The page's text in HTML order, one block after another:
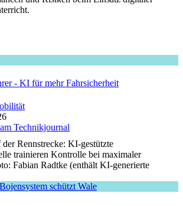
- KI für mehr Fahrsicherheit
Technikjournal
Rennstrecke: KI-gestützte
trainieren Kontrolle bei maximaler
Fabian Radtke (enthält KI-generierte